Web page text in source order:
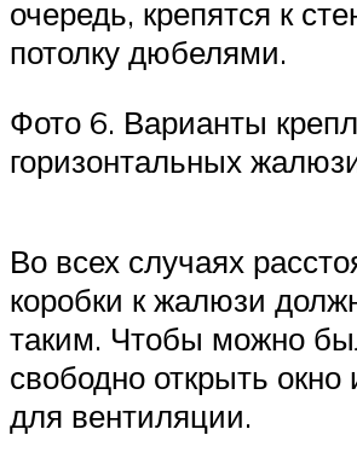
очередь, крепятся к
потолку дюбелями.
Фото 6. Варианты
горизонтальных
Во всех случаях
коробки к жалюзи
таким. Чтобы можно
свободно открыть окно
для вентиляции.